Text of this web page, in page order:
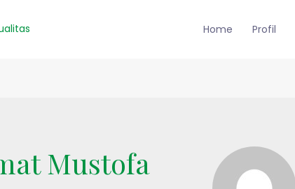
Home Profil
Mustofa